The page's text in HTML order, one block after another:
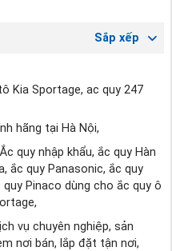
Sắp xếp
Kia Sportage, ac quy 247
hãng tại Hà Nội,
quy nhập khẩu, ắc quy Hàn
ắc quy Panasonic, ắc quy
quy Pinaco dùng cho ắc quy ô
vụ chuyên nghiệp, sản
nơi bán, lắp đặt tận nơi,